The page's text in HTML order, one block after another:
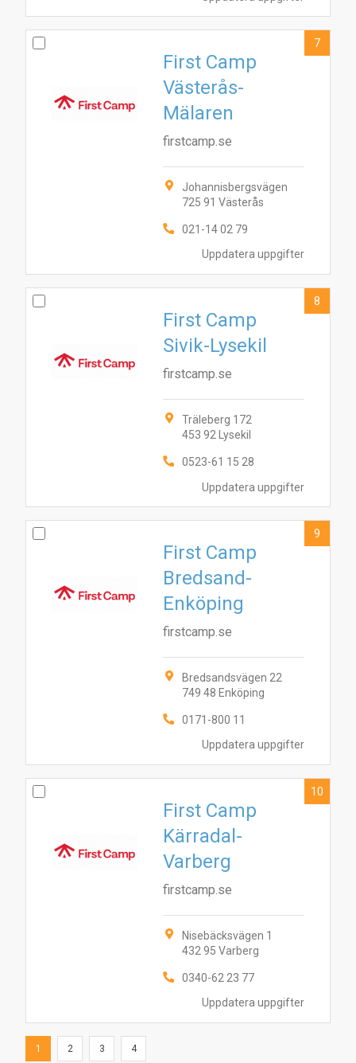
Uppdatera uppgifter
First Camp
Västerås-
Mälaren
firstcamp.se
Johannisbergsvägen
725 91 Västerås
021-14 02 79
7
Uppdatera uppgifter
First Camp
Sivik-Lysekil
firstcamp.se
Träleberg 172
453 92 Lysekil
0523-61 15 28
8
Uppdatera uppgifter
First Camp
Bredsand-
Enköping
firstcamp.se
Bredsandsvägen 22
749 48 Enköping
0171-800 11
9
Uppdatera uppgifter
First Camp
Kärradal-
Varberg
firstcamp.se
Nisebäcksvägen 1
432 95 Varberg
0340-62 23 77
10
1 2 3 4